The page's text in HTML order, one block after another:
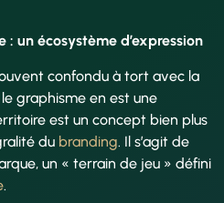
un écosystème d’expression
confondu à tort avec la
graphisme en est une
est un concept bien plus
du branding. Il s’agit de
un « terrain de jeu » défini
.